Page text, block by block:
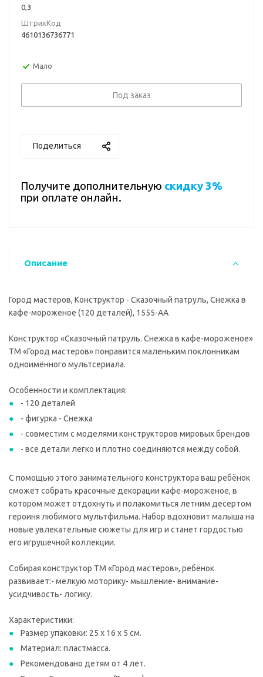
0,3
ШтрихКод
4610136736771
Мало
Под заказ
Поделиться
Получите дополнительную скидку 3%
при оплате онлайн.
Описание
Город мастеров, Конструктор - Сказочный патруль, Снежка в
кафе-мороженое (120 деталей), 1555-AA
Конструктор «Сказочный патруль. Снежка в кафе-мороженое»
ТМ «Город мастеров» понравится маленьким поклонникам
одноимённого мультсериала.
Особенности и комплектация:
- 120 деталей
- фигурка - Снежка
- совместим с моделями конструкторов мировых брендов
- все детали легко и плотно соединяются между собой.
С помощью этого занимательного конструктора ваш ребёнок
сможет собрать красочные декорации кафе-мороженое, в
котором может отдохнуть и полакомиться летним десертом
героиня любимого мультфильма. Набор вдохновит малыша на
новые увлекательные сюжеты для игр и станет гордостью
его игрушечной коллекции.
Собирая конструктор ТМ «Город мастеров», ребёнок
развивает:- мелкую моторику- мышление- внимание-
усидчивость- логику.
Характеристики:
Размер упаковки: 25 x 16 x 5 см.
Материал: пластмасса.
Рекомендовано детям от 4 лет.